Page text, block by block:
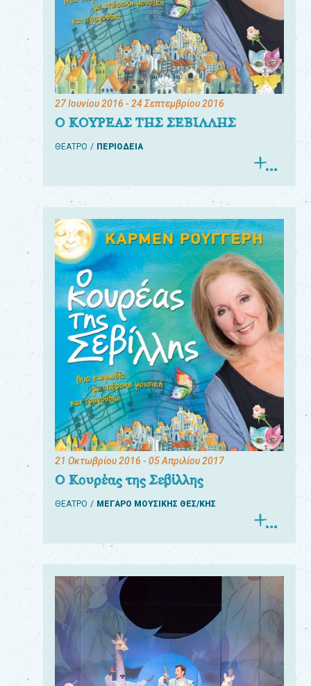
27 Ιουνίου 2016 - 24 Σεπτεμβρίου 2016
Ο ΚΟΥΡΕΑΣ ΤΗΣ ΣΕΒΙΛΛΗΣ
ΘΕΑΤΡΟ ΠΕΡΙΟΔΕΙΑ
21 Οκτωβρίου 2016 - 05 Απριλίου 2017
Ο Κουρέας της Σεβίλλης
ΘΕΑΤΡΟ ΜΕΓΑΡΟ ΜΟΥΣΙΚΗΣ ΘΕΣ/ΚΗΣ